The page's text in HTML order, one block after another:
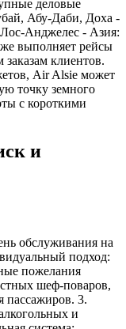
деловые
Абу-Даби, Доха -
Анджелес - Азия:
выполняет рейсы
клиентов.
Air Alsie может
точку земного
с короткими
и
обслуживания на
подход:
пожелания
шеф-поваров,
пассажиров. 3.
и